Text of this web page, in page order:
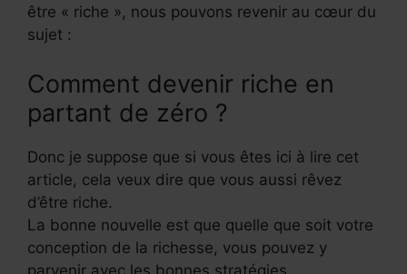
être « riche », nous pouvons revenir au cœur du
sujet :
Comment devenir riche en
partant de zéro ?
Donc je suppose que si vous êtes ici à lire cet
article, cela veux dire que vous aussi rêvez
d’être riche.
La bonne nouvelle est que quelle que soit votre
conception de la richesse, vous pouvez y
parvenir avec les bonnes stratégies.